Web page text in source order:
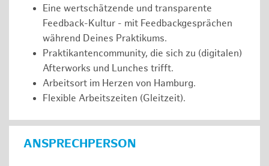
Eine wertschätzende und transparente
Feedback-Kultur - mit Feedbackgesprächen
während Deines Praktikums.
Praktikantencommunity, die sich zu (digitalen)
Afterworks und Lunches trifft.
Arbeitsort im Herzen von Hamburg.
Flexible Arbeitszeiten (Gleitzeit).
ANSPRECHPERSON